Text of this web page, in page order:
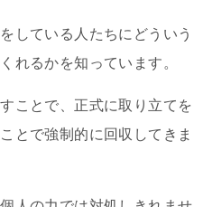
している人たちにどういう
れるかを知っています。
ことで、正式に取り立てを
とで強制的に回収してきま